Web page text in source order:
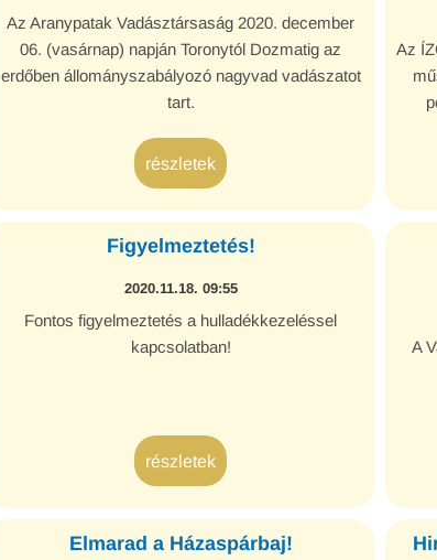
Az Aranypatak Vadásztársaság 2020. december
06. (vasárnap) napján Toronytól Dozmatig az
erdőben állományszabályozó nagyvad vadászatot
tart.
részletek
Az
Figyelmeztetés!
2020.11.18. 09:55
Fontos figyelmeztetés a hulladékkezeléssel
kapcsolatban!
részletek
A
Elmarad a Házaspárbaj!